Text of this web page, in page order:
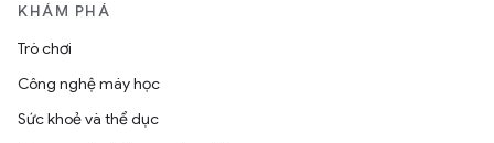
KHÁM PHÁ
Trò chơi
Công nghệ máy học
Sức khoẻ và thể dục